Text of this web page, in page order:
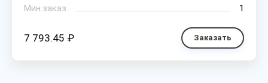
Мин.заказ
1
7 793.45 ₽ Заказать